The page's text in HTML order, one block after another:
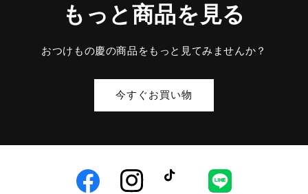
もっと商品を見る
おつけもの慶の商品をもっと見てみませんか？
今すぐお買い物
FacebookInstagram LINE